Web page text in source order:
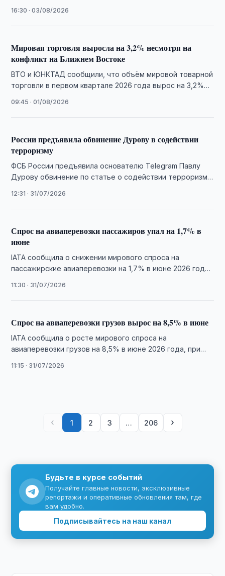
16:30 · 03/08/2026
Мировая торговля выросла на 3,2% несмотря на
конфликт на Ближнем Востоке
ВТО и ЮНКТАД сообщили, что объём мировой товарной
торговли в первом квартале 2026 года вырос на 3,2%
09:45 · 01/08/2026
России предъявила обвинение Дурову в содействии
терроризму
ФСБ России предъявила основателю Telegram Павлу
Дурову обвинение по статье о содействии терроризму
12:31 · 31/07/2026
Спрос на авиаперевозки пассажиров упал на 1,7% в
июне
IATA сообщила о снижении мирового спроса на
пассажирские авиаперевозки на 1,7% в июне 2026 года
11:30 · 31/07/2026
Спрос на авиаперевозки грузов вырос на 8,5% в июне
IATA сообщила о росте мирового спроса на
авиаперевозки грузов на 8,5% в июне 2026 года, при
11:15 · 31/07/2026
‹ 1 2 3 … 206 ›
Будьте в курсе событий
Получайте главные новости, эксклюзивные
репортажи и оперативные обновления там, где
вам удобно.
Подписывайтесь на наш канал